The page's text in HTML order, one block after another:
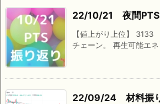
22/10/21 夜間
【値上がり上位】
チェーン。 再生可能エ
22/09/24 材料振